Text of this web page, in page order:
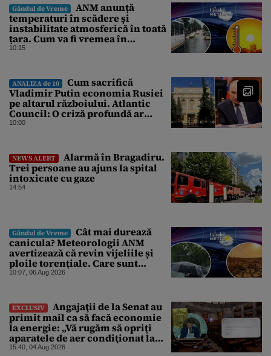
Gândul de Vreme
ANM anunță
temperaturi în scădere și
instabilitate atmosferică în toată
țara. Cum va fi vremea în
București și când vin vijeliile
10:15
ANALIZA de 10
Cum sacrifică
Vladimir Putin economia Rusiei
pe altarul războiului. Atlantic
Council: O criză profundă ar
putea forța Kremlinul să apeleze
10:00
NEWS ALERT
Alarmă în Bragadiru.
Trei persoane au ajuns la spital
intoxicate cu gaze
14:54
Gândul de Vreme
Cât mai durează
canicula? Meteorologii ANM
avertizează că revin vijeliile și
ploile torențiale. Care sunt
zonele vizate, începând chiar de
10:07, 06 Aug 2026
EXCLUSIV
Angajaţii de la Senat au
primit mail ca să facă economie
la energie: „Vă rugăm să opriţi
aparatele de aer condiţionat la
sfârşitul programului”
15:40, 04 Aug 2026